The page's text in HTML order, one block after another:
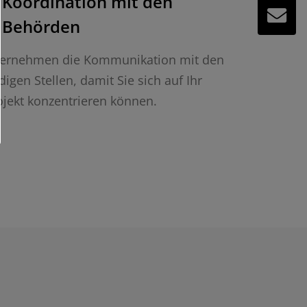
Behörden
die Kommunikation mit den
Stellen, damit Sie sich auf Ihr
konzentrieren können.